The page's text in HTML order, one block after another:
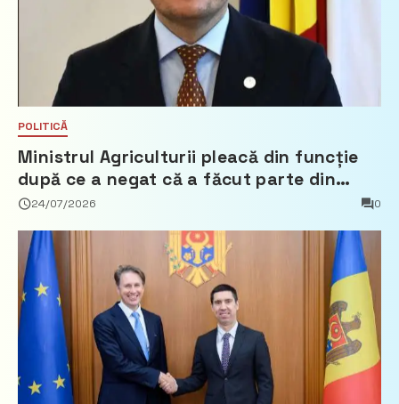
POLITICĂ
Ministrul Agriculturii pleacă din funcție
după ce a negat că a făcut parte din
Partidul Democrat
24/07/2026 0